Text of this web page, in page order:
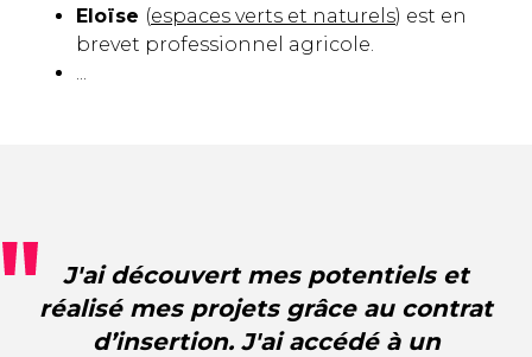
Eloïse (espaces verts et naturels) est en
brevet professionnel agricole.
J'ai découvert mes potentiels et
réalisé mes projets grâce au contrat
d’insertion. J'ai accédé à un